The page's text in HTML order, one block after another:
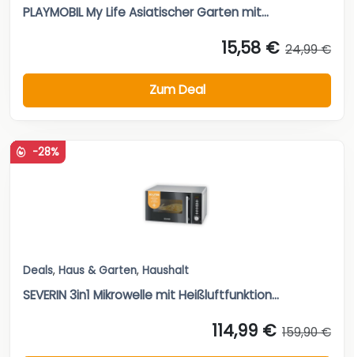
PLAYMOBIL My Life Asiatischer Garten mit...
15,58 € 24,99 €
Zum Deal
-28%
Deals, Haus & Garten, Haushalt
SEVERIN 3in1 Mikrowelle mit Heißluftfunktion...
114,99 € 159,90 €